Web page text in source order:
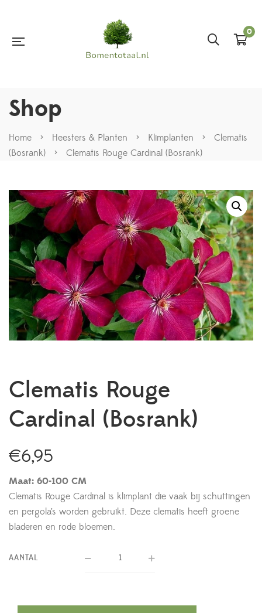
0
Shop
Home > Heesters & Planten > Klimplanten >
Clematis
(Bosrank)
> Clematis Rouge Cardinal (Bosrank)
Clematis Rouge
Cardinal (Bosrank)
€6,95
Maat: 60-100 CM
Clematis Rouge Cardinal is klimplant die vaak bij schuttingen
en pergola’s worden gebruikt. Deze clematis heeft groene
bladeren en rode bloemen.
AANTAL